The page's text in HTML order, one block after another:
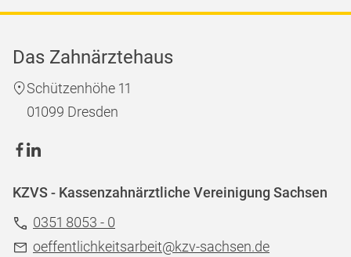
Das Zahnärztehaus
Schützenhöhe 11
01099 Dresden
KZVS - Kassenzahnärztliche Vereinigung Sachsen
0351 8053 - 0
oeffentlichkeitsarbeit@kzv-sachsen.de